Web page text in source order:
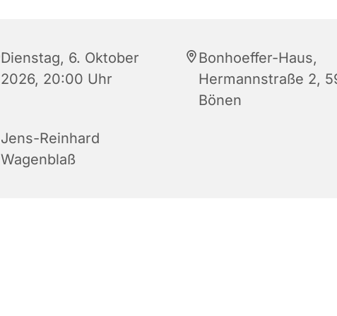
Dienstag, 6. Oktober
2026, 20:00 Uhr
Bonhoeffer-Haus,
Hermannstraße 2,
Bönen
Jens-Reinhard
Wagenblaß